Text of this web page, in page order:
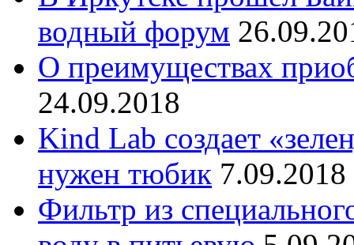
водный форум
О преимуществах
24.09.2018
Kind Lab создает
нужен тюбик 7.09.2018
Фильтр из